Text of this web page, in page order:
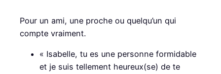
Pour un ami, une proche ou quelqu’un qui
compte vraiment.
« Isabelle, tu es une personne formidable
et je suis tellement heureux(se) de te